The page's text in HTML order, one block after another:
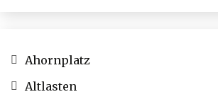
Ahornplatz
Altlasten